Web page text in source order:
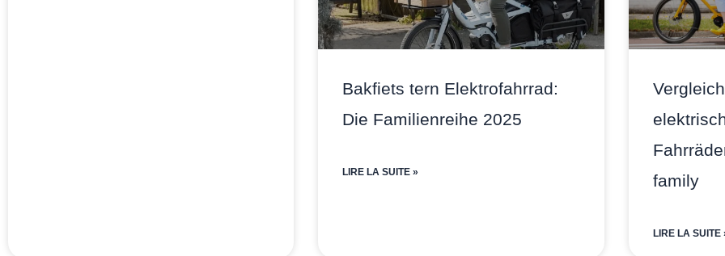
Bakfiets tern Elektrofahrrad:
Die Familienreihe 2025
LIRE LA SUITE »
family
LIRE LA SUITE